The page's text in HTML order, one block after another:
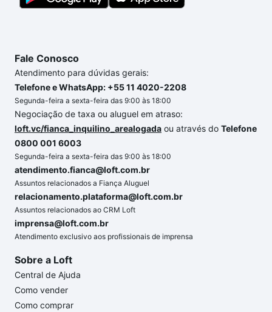
Fale Conosco
Atendimento para dúvidas gerais:
Telefone e WhatsApp: +55 11 4020-2208
Segunda-feira a sexta-feira das 9:00 às 18:00
Negociação de taxa ou aluguel em atraso:
loft.vc/fianca_inquilino_arealogada ou através do Telefone
0800 001 6003
Segunda-feira a sexta-feira das 9:00 às 18:00
atendimento.fianca@loft.com.br
Assuntos relacionados a Fiança Aluguel
relacionamento.plataforma@loft.com.br
Assuntos relacionados ao CRM Loft
imprensa@loft.com.br
Atendimento exclusivo aos profissionais de imprensa
Sobre a Loft
Central de Ajuda
Como vender
Como comprar